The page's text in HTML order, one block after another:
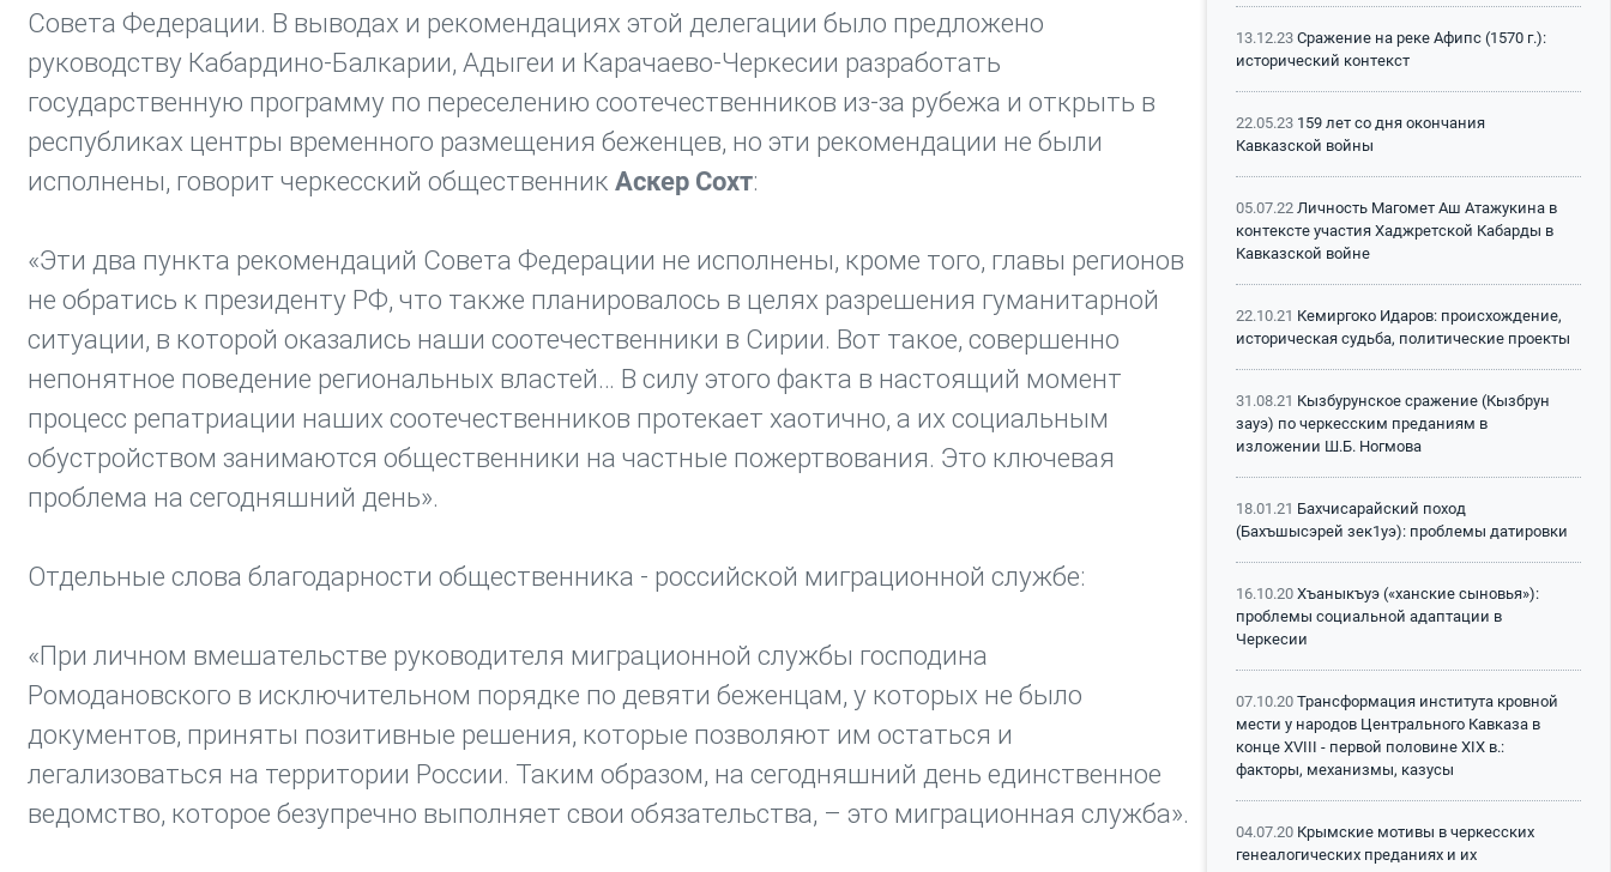
Совета Федерации. В выводах и рекомендациях этой делегации было предложено
руководству Кабардино-Балкарии, Адыгеи и Карачаево-Черкесии разработать
государственную программу по переселению соотечественников из-за рубежа и открыть в
республиках центры временного размещения беженцев, но эти рекомендации не были
исполнены, говорит черкесский общественник Аскер Сохт:
«Эти два пункта рекомендаций Совета Федерации не исполнены, кроме того, главы регионов
не обратись к президенту РФ, что также планировалось в целях разрешения гуманитарной
ситуации, в которой оказались наши соотечественники в Сирии. Вот такое, совершенно
непонятное поведение региональных властей… В силу этого факта в настоящий момент
процесс репатриации наших соотечественников протекает хаотично, а их социальным
обустройством занимаются общественники на частные пожертвования. Это ключевая
проблема на сегодняшний день».
Отдельные слова благодарности общественника - российской миграционной службе:
«При личном вмешательстве руководителя миграционной службы господина
Ромодановского в исключительном порядке по девяти беженцам, у которых не было
документов, приняты позитивные решения, которые позволяют им остаться и
легализоваться на территории России. Таким образом, на сегодняшний день единственное
ведомство, которое безупречно выполняет свои обязательства, – это миграционная служба».
13.12.23 Сражение на реке Афипс (1570 г.):
исторический контекст
22.05.23 159 лет со дня окончания
Кавказской войны
05.07.22 Личность Магомет Аш Атажукина в
контексте участия Хаджретской Кабарды в
Кавказской войне
22.10.21 Кемиргоко Идаров: происхождение,
историческая судьба, политические проекты
31.08.21 Кызбурунское сражение (Кызбрун
зауэ) по черкесским преданиям в
изложении Ш.Б. Ногмова
18.01.21 Бахчисарайский поход
(Бахъшысэрей зек1уэ): проблемы датировки
16.10.20 Хъаныкъуэ («ханские сыновья»):
проблемы социальной адаптации в
Черкесии
07.10.20 Трансформация института кровной
мести у народов Центрального Кавказа в
конце XVIII - первой половине XIX в.:
факторы, механизмы, казусы
04.07.20 Крымские мотивы в черкесских
генеалогических преданиях и их